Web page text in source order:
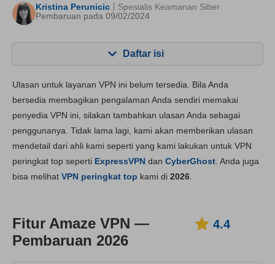
Kristina Perunicic
Pembaruan pada 09/02/2024
Spesialis Keamanan Siber
Daftar isi
fitur utama 4.4
Instalasi dan App 6.0
Keandalan & Dukungan 6.3
Ulasan untuk layanan VPN ini belum tersedia. Bila Anda
bersedia membagikan pengalaman Anda sendiri memakai
penyedia VPN ini, silakan tambahkan ulasan Anda sebagai
penggunanya. Tidak lama lagi, kami akan memberikan ulasan
mendetail dari ahli kami seperti yang kami lakukan untuk VPN
peringkat top seperti ExpressVPN dan CyberGhost. Anda juga
bisa melihat VPN peringkat top kami di 2026.
Fitur Amaze VPN —
Pembaruan 2026
4.4